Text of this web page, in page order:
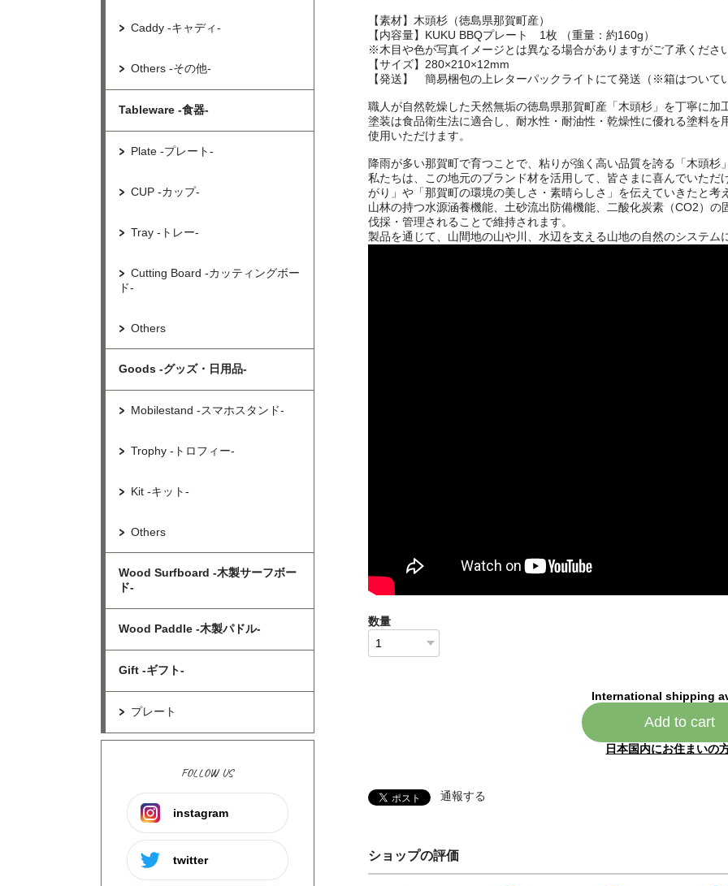
Caddy -キャディ-
Others -その他-
Tableware -食器-
Plate -プレート-
CUP -カップ-
Tray -トレー-
Cutting Board -カッティングボー
ド-
Others
Goods -グッズ・日用品-
Mobilestand -スマホスタンド-
Trophy -トロフィー-
Kit -キット-
Others
Wood Surfboard -木製サーフボー
ド-
Wood Paddle -木製パドル-
Gift -ギフト-
プレート
FOLLOW US
instagram
twitter
【素材】木頭杉（徳島県那賀町産）
【内容量】KUKU BBQプレート 1枚 （重量：約160g）
※木目や色が写真イメージとは異なる場合がありますがご了承くださ
【サイズ】280×210×12mm
【発送】 簡易梱包の上レターパックライトにて発送（※箱はついて
職人が自然乾燥した天然無垢の徳島県那賀町産「木頭杉」を丁寧に加
塗装は食品衛生法に適合し、耐水性・耐油性・乾燥性に優れる塗料
使用いただけます。
降雨が多い那賀町で育つことで、粘りが強く高い品質を誇る「木頭杉」
私たちは、この地元のブランド材を活用して、皆さまに喜んでいた
がり」や「那賀町の環境の美しさ・素晴らしさ」を伝えていきたと考
山林の持つ水源涵養機能、土砂流出防備機能、二酸化炭素（CO2）
伐採・管理されることで維持されます。
製品を通じて、山間地の山や川、水辺を支える山地の自然のシステム
数量
International shipping
Add to cart
日本国内にお住まいの
通報する
ショップの評価